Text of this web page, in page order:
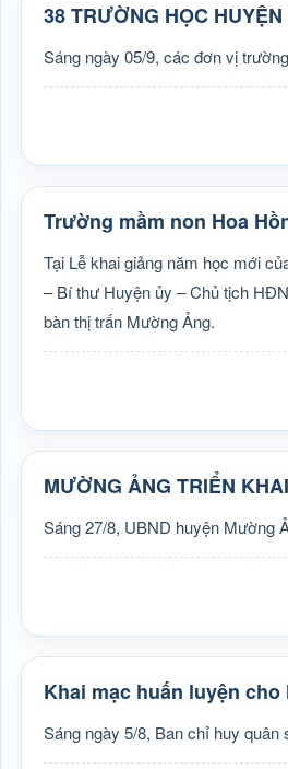
38 TRƯỜNG HỌC
Sáng ngày 05/9, các đơn vị
Trường mầm non Hoa
Tại Lễ khai giảng năm học mới
– Bí thư Huyện ủy – Chủ tịch
bàn thị trấn Mường Ảng.
MƯỜNG ẢNG TRIỂN
Sáng 27/8, UBND huyện Mường
Khai mạc huấn luyện
Sáng ngày 5/8, Ban chỉ huy